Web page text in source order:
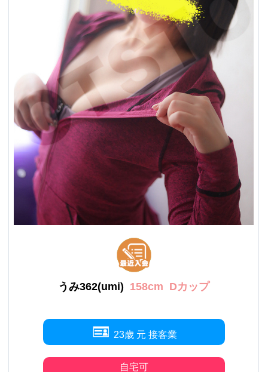
うみ362(umi) 158cm Dカップ
23歳 元 接客業
自宅可